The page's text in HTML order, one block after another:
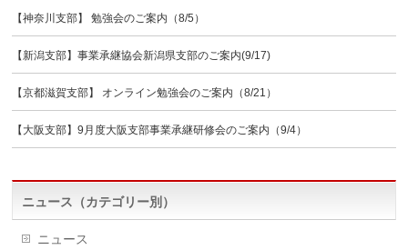
【神奈川支部】 勉強会のご案内（8/5）
【新潟支部】事業承継協会新潟県支部のご案内(9/17)
【京都滋賀支部】 オンライン勉強会のご案内（8/21）
【大阪支部】9月度大阪支部事業承継研修会のご案内（9/4）
ニュース（カテゴリー別）
ニュース